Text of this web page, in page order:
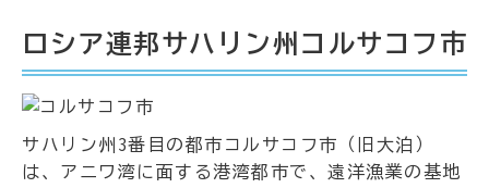
ロシア連邦サハリン州コルサコフ市
サハリン州3番目の都市コルサコフ市（旧大泊）
は、アニワ湾に面する港湾都市で、遠洋漁業の基地